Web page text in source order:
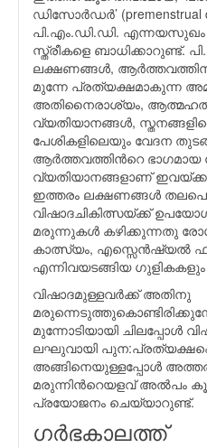
ഡിസോര്‍ഡര്‍’ (premenstrual
പി.എം.ഡി.ഡി.
സ്ത്രീകളെ ബാധിക്കാറുണ്ട്.
ലക്ഷണങ്ങള്‍,
മുന്നേ പ്രത്യക്ഷമാകുന്ന
അതിനൈരാശ്യം,
വ്യതിയാനങ്ങള്‍,
പേശികളിലെയും വേദന
ആര്‍ത്തവത്തിന്‍റെ
വ്യതിയാനങ്ങളാണ്‌ ഇവയ്ക്കു
ഇത്തരം ലക്ഷണങ്ങള്‍
വിഷാദചികിത്സയ്ക്ക്
മരുന്നുകള്‍ കഴിക്കുന്നതു
കാത്സ്യം, എസ്സെന്‍ഷ്യല്‍
എന്നിവയടങ്ങിയ
വിഷാദമുള്ളവര്‍ക്ക് അതിനു
മുന്നോടിയായി ചിലപ്പോള്‍
ലഘുവായി
അങ്ങിനെയുള്ളപ്പോള്‍
മരുന്നിന്‍റെയളവ് അല്‍പം
പ്രയോജനം ചെയ്യാറുണ്ട്.
ഗര്‍ഭകാലത്ത്